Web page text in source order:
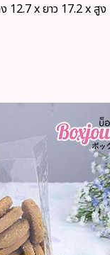
12.7 x ยาว 17.2 x สูง